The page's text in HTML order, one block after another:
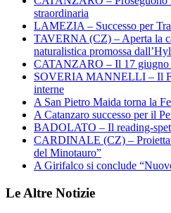
straordinaria
LAMEZIA – Successo per
TAVERNA (CZ) – Aperta la
naturalistica promossa
CATANZARO – Il 17 giugno
SOVERIA MANNELLI – Il
interne
A San Pietro Maida torna la
A Catanzaro successo per il
BADOLATO – Il reading-
CARDINALE (CZ) –
del Minotauro”
A Girifalco si conclude
Le Altre Notizie